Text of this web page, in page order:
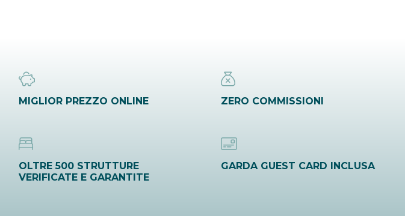
MIGLIOR PREZZO ONLINE ZERO COMMISSIONI
OLTRE 500 STRUTTURE
VERIFICATE E GARANTITE
GARDA GUEST CARD INCLUSA